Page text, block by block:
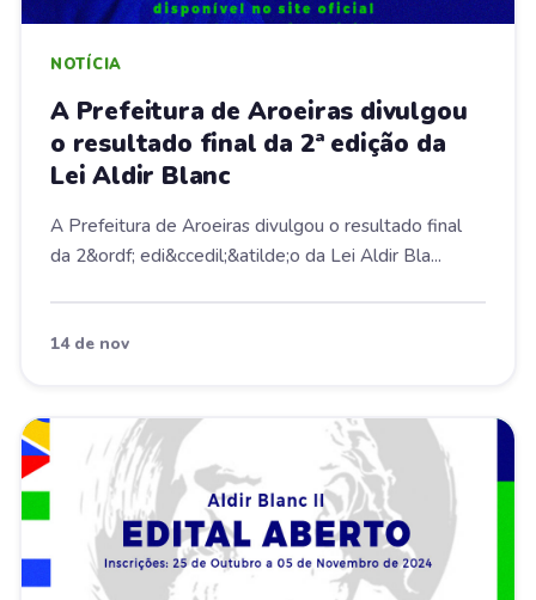
NOTÍCIA
A Prefeitura de Aroeiras divulgou
o resultado final da 2ª edição da
Lei Aldir Blanc
A Prefeitura de Aroeiras divulgou o resultado final
da 2&ordf; edi&ccedil;&atilde;o da Lei Aldir Bla...
14 de nov